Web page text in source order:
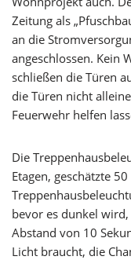
Zeitung als
an die
angeschlossen. Kein
schließen die Türen
die Türen nicht
Feuerwehr helfen
Die
Etagen, geschätzte
bevor es dunkel
Abstand von 10
Licht braucht, die